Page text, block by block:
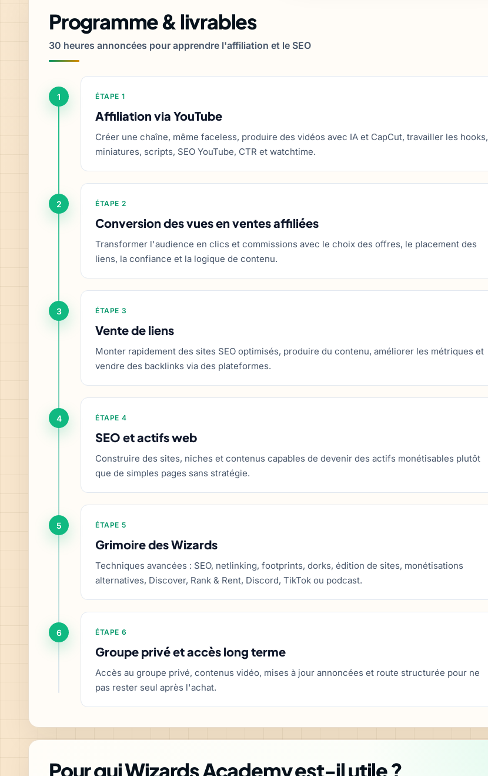
Programme & livrables
30 heures annoncées pour apprendre l'affiliation et le SEO
1 ÉTAPE 1
Affiliation via YouTube
Créer une chaîne, même faceless, produire des vidéos avec IA et CapCut, travailler les hooks,
miniatures, scripts, SEO YouTube, CTR et watchtime.
2 ÉTAPE 2
Conversion des vues en ventes affiliées
Transformer l'audience en clics et commissions avec le choix des offres, le placement des
liens, la confiance et la logique de contenu.
3 ÉTAPE 3
Vente de liens
Monter rapidement des sites SEO optimisés, produire du contenu, améliorer les métriques et
vendre des backlinks via des plateformes.
4 ÉTAPE 4
SEO et actifs web
Construire des sites, niches et contenus capables de devenir des actifs monétisables plutôt
que de simples pages sans stratégie.
5 ÉTAPE 5
Grimoire des Wizards
Techniques avancées : SEO, netlinking, footprints, dorks, édition de sites, monétisations
alternatives, Discover, Rank & Rent, Discord, TikTok ou podcast.
6 ÉTAPE 6
Groupe privé et accès long terme
Accès au groupe privé, contenus vidéo, mises à jour annoncées et route structurée pour ne
pas rester seul après l'achat.
Pour qui Wizards Academy est-il utile ?